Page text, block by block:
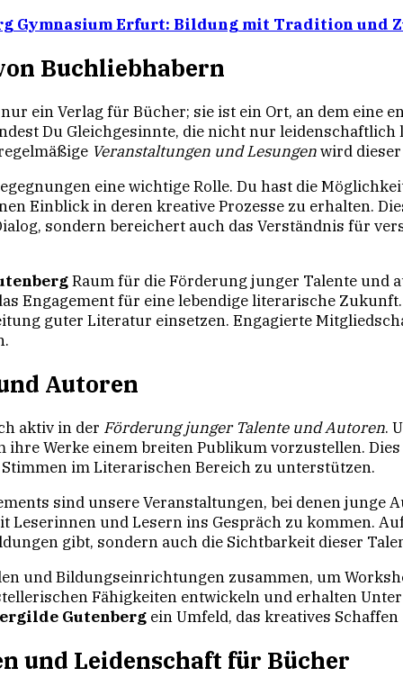
Gymnasium Erfurt: Bildung mit Tradition und
Buchliebhabern
ein Verlag für Bücher; sie ist ein Ort, an dem eine
Du Gleichgesinnte, die nicht nur
Veranstaltungen und Lesungenwird
eine wichtige Rolle. Du hast die
Einblick in deren kreative Prozesse zu erhalten.
sondern bereichert auch das Verständnis für
Raum für die Förderung junger Talente und
Engagement für eine lebendige literarische
guter Literatur einsetzen. Engagierte
Autoren
aktiv in der Förderung junger Talente und Autoren.
Werke einem breiten Publikum vorzustellen.
im Literarischen Bereich zu unterstützen.
sind unsere Veranstaltungen, bei denen junge
und Lesern ins Gespräch zu kommen.
gibt, sondern auch die Sichtbarkeit dieser
und Bildungseinrichtungen zusammen, um
Fähigkeiten entwickeln und erhalten
Gutenberg ein Umfeld, das kreatives
und Leidenschaft für Bücher